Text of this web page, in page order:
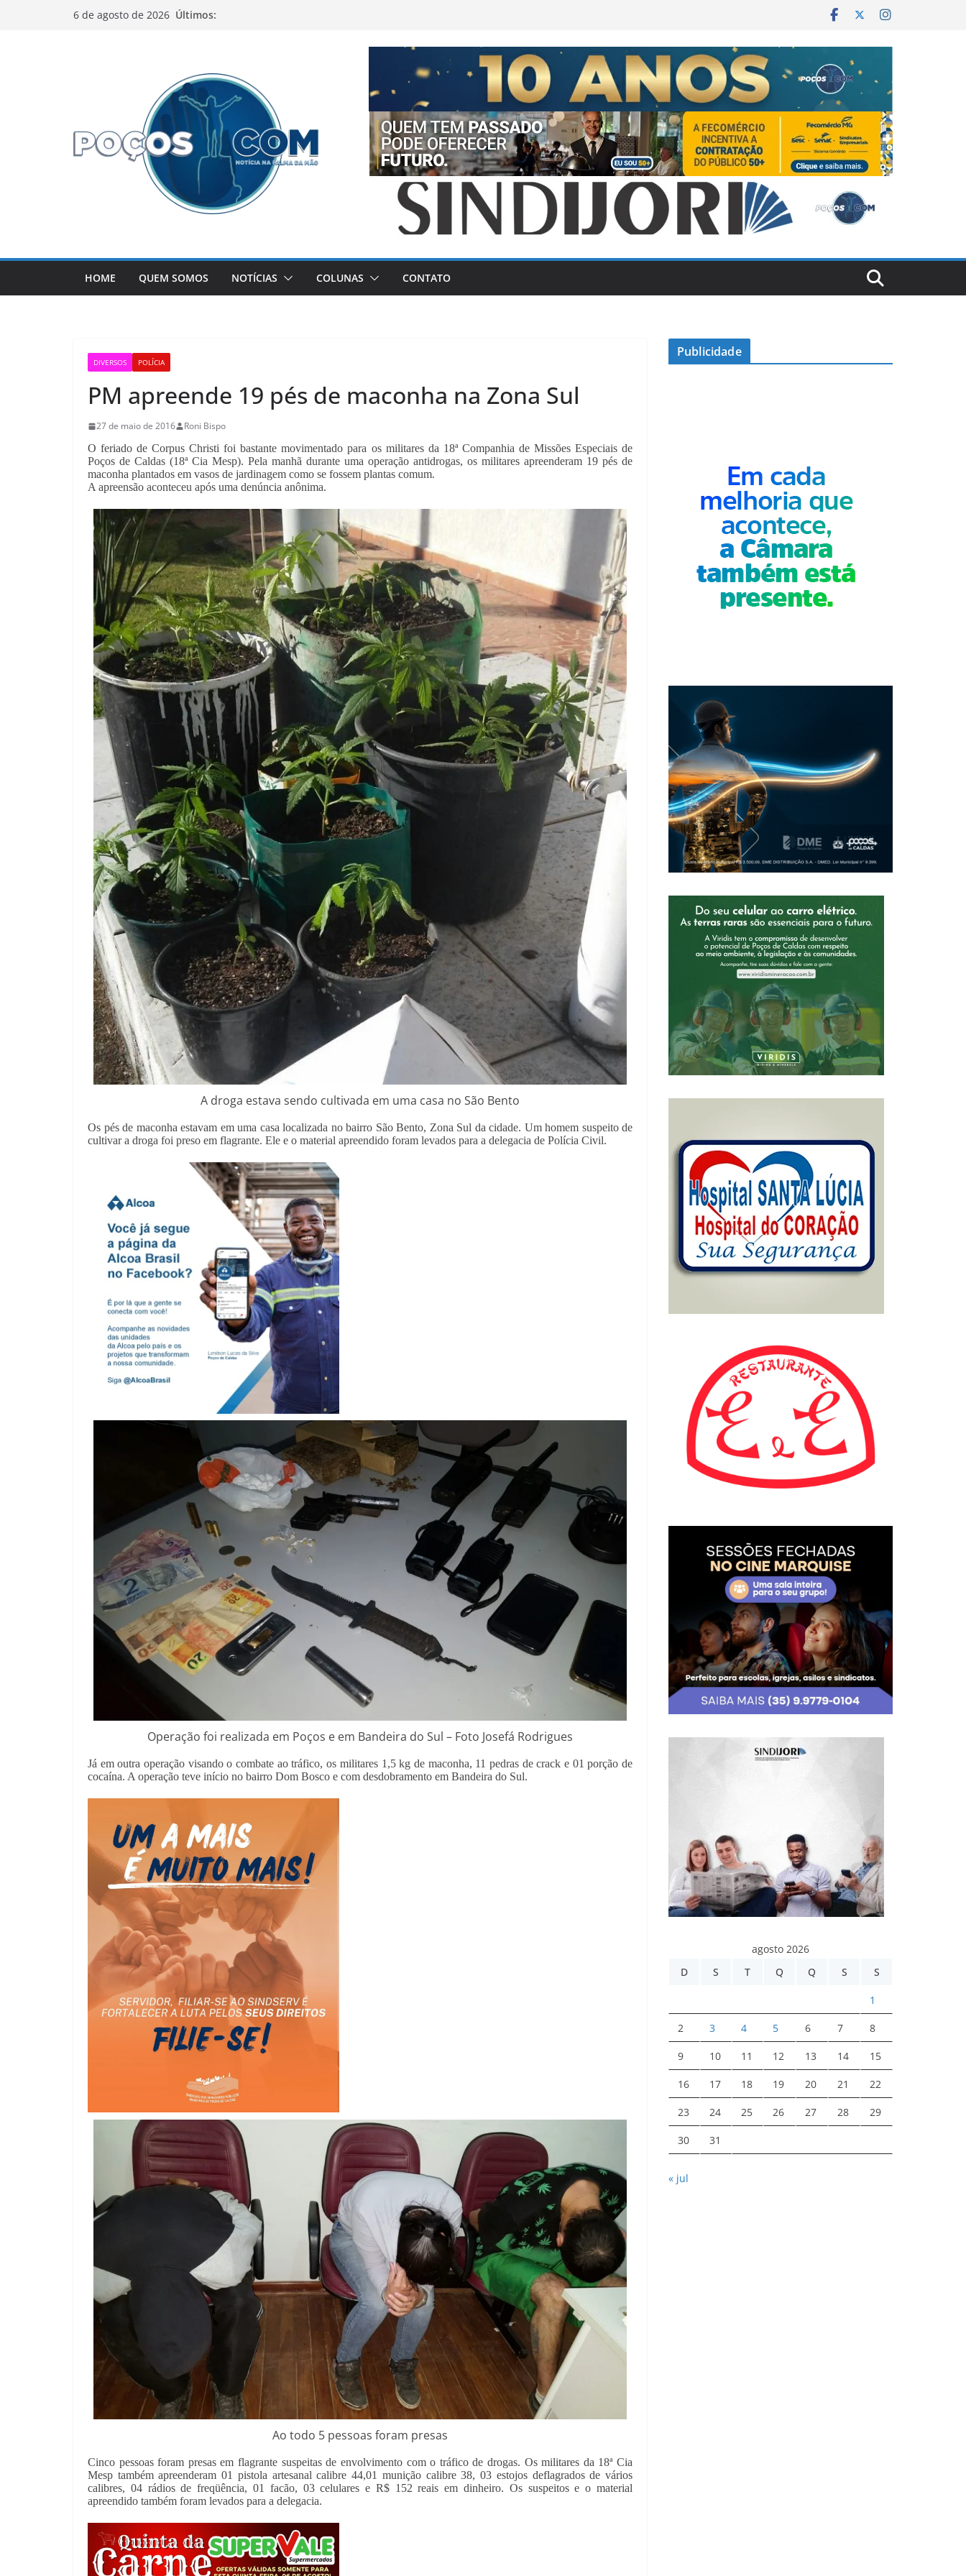
6 de agosto de 2026 Últimos:
HOME QUEM SOMOS NOTÍCIAS COLUNAS CONTATO
DIVERSOS POLÍCIA
PM apreende 19 pés de maconha na Zona Sul
27 de maio de 2016
Roni Bispo
O feriado de Corpus Christi foi bastante movimentado para os militares da 18ª Companhia de Missões Especiais de
Poços de Caldas (18ª Cia Mesp). Pela manhã durante uma operação antidrogas, os militares apreenderam 19 pés de
maconha plantados em vasos de jardinagem como se fossem plantas comum.
A apreensão aconteceu após uma denúncia anônima.
A droga estava sendo cultivada em uma casa no São Bento
Os pés de maconha estavam em uma casa localizada no bairro São Bento, Zona Sul da cidade. Um homem suspeito de
cultivar a droga foi preso em flagrante. Ele e o material apreendido foram levados para a delegacia de Polícia Civil.
Operação foi realizada em Poços e em Bandeira do Sul – Foto Josefá Rodrigues
Já em outra operação visando o combate ao tráfico, os militares 1,5 kg de maconha, 11 pedras de crack e 01 porção de
cocaína. A operação teve início no bairro Dom Bosco e com desdobramento em Bandeira do Sul.
Ao todo 5 pessoas foram presas
Cinco pessoas foram presas em flagrante suspeitas de envolvimento com o tráfico de drogas. Os militares da 18ª Cia
Mesp também apreenderam 01 pistola artesanal calibre 44,01 munição calibre 38, 03 estojos deflagrados de vários
calibres, 04 rádios de freqüência, 01 facão, 03 celulares e R$ 152 reais em dinheiro. Os suspeitos e o material
apreendido também foram levados para a delegacia.
Publicidade
agosto 2026
D
S T Q Q S S
1
2 3 4 5 6 7 8
9 10 11 12 13 14 15
16 17 18 19 20 21 22
23 24 25 26 27 28 29
30 31
« jul